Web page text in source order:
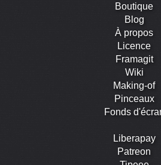
Boutique
Blog
À propos
Licence
Framagit
Wiki
Making-of
Pinceaux
Fonds
Liberapay
Patreon